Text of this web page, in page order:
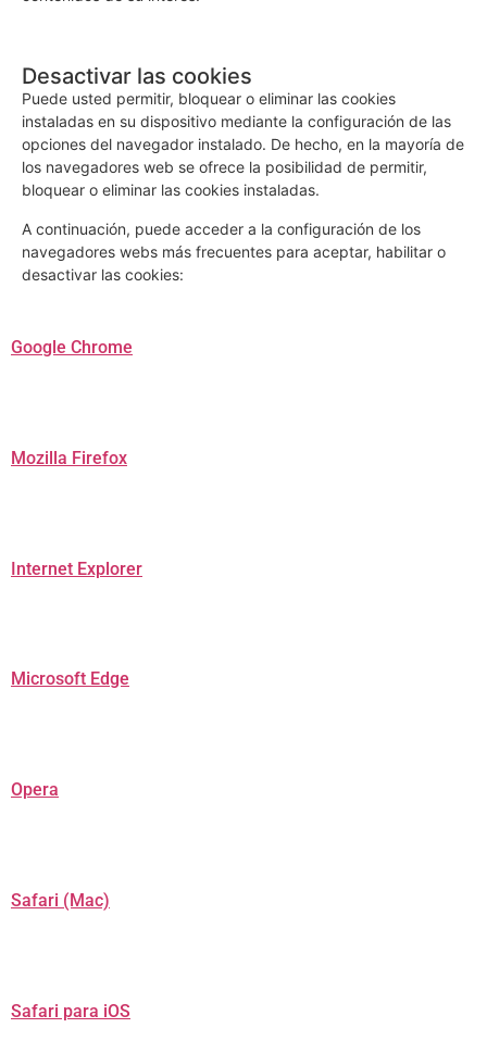
Desactivar las cookies
Puede usted permitir, bloquear o eliminar las cookies
instaladas en su dispositivo mediante la configuración de las
opciones del navegador instalado. De hecho, en la mayoría de
los navegadores web se ofrece la posibilidad de permitir,
bloquear o eliminar las cookies instaladas.
A continuación, puede acceder a la configuración de los
navegadores webs más frecuentes para aceptar, habilitar o
desactivar las cookies:
Google Chrome
Mozilla Firefox
Internet Explorer
Microsoft Edge
Opera
Safari (Mac)
Safari para iOS